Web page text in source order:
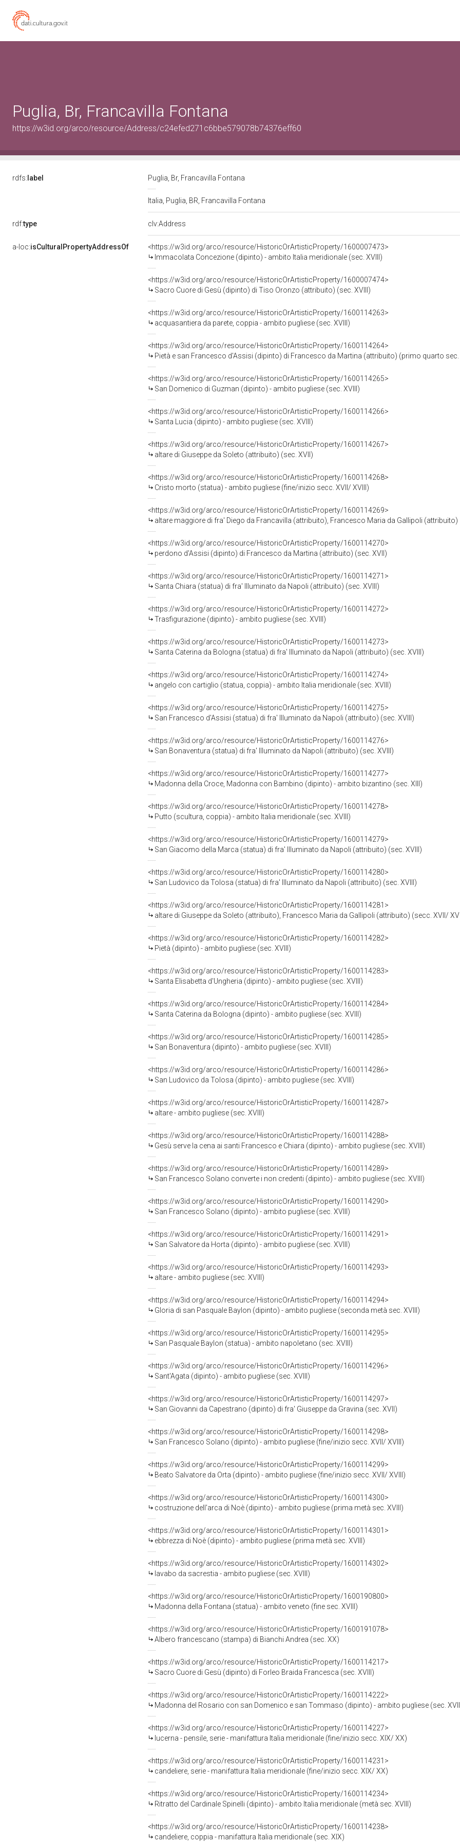
Puglia, Br, Francavilla Fontana
https://w3id.org/arco/resource/Address/c24efed271c6bbe579078b74376eff60
rdfs: label Puglia, Br, Francavilla Fontana
Italia, Puglia, BR, Francavilla Fontana
rdf:type clv:Address
a-loc:isCulturalPropertyAddressOf
<https://w3id.org/arco/resource/HistoricOrArtisticProperty/1600007473>
Immacolata Concezione (dipinto) - ambito Italia meridionale (sec. XVIII)
<https://w3id.org/arco/resource/HistoricOrArtisticProperty/1600007474>
Sacro Cuore di Gesù (dipinto) di Tiso Oronzo (attribuito) (sec. XVIII)
<https://w3id.org/arco/resource/HistoricOrArtisticProperty/1600114263>
acquasantiera da parete, coppia - ambito pugliese (sec. XVIII)
<https://w3id.org/arco/resource/HistoricOrArtisticProperty/1600114264>
Pietà e san Francesco d'Assisi (dipinto) di Francesco da Martina (attribuito) (primo quarto sec.
<https://w3id.org/arco/resource/HistoricOrArtisticProperty/1600114265>
San Domenico di Guzman (dipinto) - ambito pugliese (sec. XVIII)
<https://w3id.org/arco/resource/HistoricOrArtisticProperty/1600114266>
Santa Lucia (dipinto) - ambito pugliese (sec. XVIII)
<https://w3id.org/arco/resource/HistoricOrArtisticProperty/1600114267>
altare di Giuseppe da Soleto (attribuito) (sec. XVII)
<https://w3id.org/arco/resource/HistoricOrArtisticProperty/1600114268>
Cristo morto (statua) - ambito pugliese (fine/inizio secc. XVII/ XVIII)
<https://w3id.org/arco/resource/HistoricOrArtisticProperty/1600114269>
altare maggiore di fra' Diego da Francavilla (attribuito), Francesco Maria da Gallipoli (attribuito)
<https://w3id.org/arco/resource/HistoricOrArtisticProperty/1600114270>
perdono d'Assisi (dipinto) di Francesco da Martina (attribuito) (sec. XVII)
<https://w3id.org/arco/resource/HistoricOrArtisticProperty/1600114271>
Santa Chiara (statua) di fra' Illuminato da Napoli (attribuito) (sec. XVIII)
<https://w3id.org/arco/resource/HistoricOrArtisticProperty/1600114272>
Trasfigurazione (dipinto) - ambito pugliese (sec. XVIII)
<https://w3id.org/arco/resource/HistoricOrArtisticProperty/1600114273>
Santa Caterina da Bologna (statua) di fra' Illuminato da Napoli (attribuito) (sec. XVIII)
<https://w3id.org/arco/resource/HistoricOrArtisticProperty/1600114274>
angelo con cartiglio (statua, coppia) - ambito Italia meridionale (sec. XVIII)
<https://w3id.org/arco/resource/HistoricOrArtisticProperty/1600114275>
San Francesco d'Assisi (statua) di fra' Illuminato da Napoli (attribuito) (sec. XVIII)
<https://w3id.org/arco/resource/HistoricOrArtisticProperty/1600114276>
San Bonaventura (statua) di fra' Illuminato da Napoli (attribuito) (sec. XVIII)
<https://w3id.org/arco/resource/HistoricOrArtisticProperty/1600114277>
Madonna della Croce, Madonna con Bambino (dipinto) - ambito bizantino (sec. XIII)
<https://w3id.org/arco/resource/HistoricOrArtisticProperty/1600114278>
Putto (scultura, coppia) - ambito Italia meridionale (sec. XVIII)
<https://w3id.org/arco/resource/HistoricOrArtisticProperty/1600114279>
San Giacomo della Marca (statua) di fra' Illuminato da Napoli (attribuito) (sec. XVIII)
<https://w3id.org/arco/resource/HistoricOrArtisticProperty/1600114280>
San Ludovico da Tolosa (statua) di fra' Illuminato da Napoli (attribuito) (sec. XVIII)
<https://w3id.org/arco/resource/HistoricOrArtisticProperty/1600114281>
altare di Giuseppe da Soleto (attribuito), Francesco Maria da Gallipoli (attribuito) (secc. XVII/
<https://w3id.org/arco/resource/HistoricOrArtisticProperty/1600114282>
Pietà (dipinto) - ambito pugliese (sec. XVIII)
<https://w3id.org/arco/resource/HistoricOrArtisticProperty/1600114283>
Santa Elisabetta d'Ungheria (dipinto) - ambito pugliese (sec. XVIII)
<https://w3id.org/arco/resource/HistoricOrArtisticProperty/1600114284>
Santa Caterina da Bologna (dipinto) - ambito pugliese (sec. XVIII)
<https://w3id.org/arco/resource/HistoricOrArtisticProperty/1600114285>
San Bonaventura (dipinto) - ambito pugliese (sec. XVIII)
<https://w3id.org/arco/resource/HistoricOrArtisticProperty/1600114286>
San Ludovico da Tolosa (dipinto) - ambito pugliese (sec. XVIII)
<https://w3id.org/arco/resource/HistoricOrArtisticProperty/1600114287>
altare - ambito pugliese (sec. XVIII)
<https://w3id.org/arco/resource/HistoricOrArtisticProperty/1600114288>
Gesù serve la cena ai santi Francesco e Chiara (dipinto) - ambito pugliese (sec. XVIII)
<https://w3id.org/arco/resource/HistoricOrArtisticProperty/1600114289>
San Francesco Solano converte i non credenti (dipinto) - ambito pugliese (sec. XVIII)
<https://w3id.org/arco/resource/HistoricOrArtisticProperty/1600114290>
San Francesco Solano (dipinto) - ambito pugliese (sec. XVIII)
<https://w3id.org/arco/resource/HistoricOrArtisticProperty/1600114291>
San Salvatore da Horta (dipinto) - ambito pugliese (sec. XVIII)
<https://w3id.org/arco/resource/HistoricOrArtisticProperty/1600114293>
altare - ambito pugliese (sec. XVIII)
<https://w3id.org/arco/resource/HistoricOrArtisticProperty/1600114294>
Gloria di san Pasquale Baylon (dipinto) - ambito pugliese (seconda metà sec. XVIII)
<https://w3id.org/arco/resource/HistoricOrArtisticProperty/1600114295>
San Pasquale Baylon (statua) - ambito napoletano (sec. XVIII)
<https://w3id.org/arco/resource/HistoricOrArtisticProperty/1600114296>
Sant'Agata (dipinto) - ambito pugliese (sec. XVIII)
<https://w3id.org/arco/resource/HistoricOrArtisticProperty/1600114297>
San Giovanni da Capestrano (dipinto) di fra' Giuseppe da Gravina (sec. XVII)
<https://w3id.org/arco/resource/HistoricOrArtisticProperty/1600114298>
San Francesco Solano (dipinto) - ambito pugliese (fine/inizio secc. XVII/ XVIII)
<https://w3id.org/arco/resource/HistoricOrArtisticProperty/1600114299>
Beato Salvatore da Orta (dipinto) - ambito pugliese (fine/inizio secc. XVII/ XVIII)
<https://w3id.org/arco/resource/HistoricOrArtisticProperty/1600114300>
costruzione dell'arca di Noè (dipinto) - ambito pugliese (prima metà sec. XVIII)
<https://w3id.org/arco/resource/HistoricOrArtisticProperty/1600114301>
ebbrezza di Noè (dipinto) - ambito pugliese (prima metà sec. XVIII)
<https://w3id.org/arco/resource/HistoricOrArtisticProperty/1600114302>
lavabo da sacrestia - ambito pugliese (sec. XVIII)
<https://w3id.org/arco/resource/HistoricOrArtisticProperty/1600190800>
Madonna della Fontana (statua) - ambito veneto (fine sec. XVIII)
<https://w3id.org/arco/resource/HistoricOrArtisticProperty/1600191078>
Albero francescano (stampa) di Bianchi Andrea (sec. XX)
<https://w3id.org/arco/resource/HistoricOrArtisticProperty/1600114217>
Sacro Cuore di Gesù (dipinto) di Forleo Braida Francesca (sec. XVIII)
<https://w3id.org/arco/resource/HistoricOrArtisticProperty/1600114222>
Madonna del Rosario con san Domenico e san Tommaso (dipinto) - ambito pugliese (sec.
<https://w3id.org/arco/resource/HistoricOrArtisticProperty/1600114227>
lucerna - pensile, serie - manifattura Italia meridionale (fine/inizio secc. XIX/ XX)
<https://w3id.org/arco/resource/HistoricOrArtisticProperty/1600114231>
candeliere, serie - manifattura Italia meridionale (fine/inizio secc. XIX/ XX)
<https://w3id.org/arco/resource/HistoricOrArtisticProperty/1600114234>
Ritratto del Cardinale Spinelli (dipinto) - ambito Italia meridionale (metà sec. XVIII)
<https://w3id.org/arco/resource/HistoricOrArtisticProperty/1600114238>
candeliere, coppia - manifattura Italia meridionale (sec. XIX)